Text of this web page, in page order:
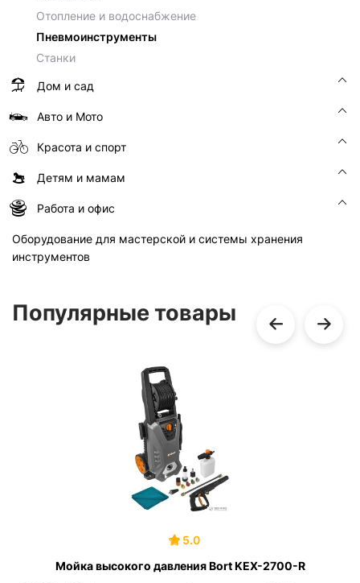
Отопление и водоснабжение
Пневмоинструменты
Станки
Дом и сад
Авто и Мото
Красота и спорт
Детям и мамам
Работа и офис
Оборудование для мастерской и системы хранения
инструментов
Популярные товары
5.0
Мойка высокого давления Bort KEX-2700-R